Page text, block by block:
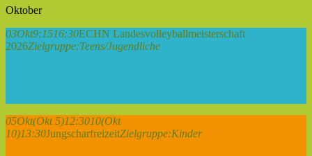
Oktober
03Okt9:1516:30ECHN Landesvolleyballmeisterschaft
2026Zielgruppe:Teens/Jugendliche
05Okt(Okt 5)12:3010(Okt
10)13:30JungscharfreizeitZielgruppe:Kinder